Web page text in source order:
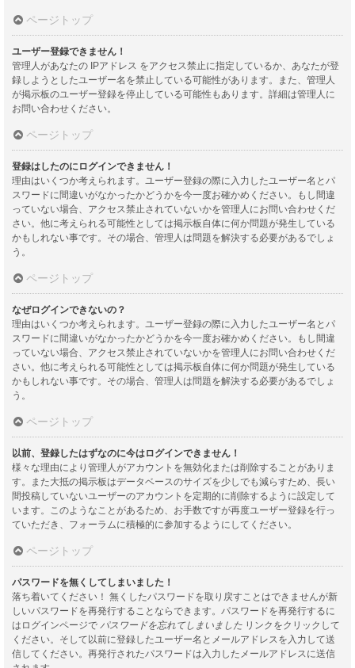
ページトップ
ユーザー登録できません！
管理人があなたの IPアドレス をアクセス禁止に指定しているか、あなたが登
録しようとしたユーザー名を禁止している可能性があります。また、管理人
が掲示板のユーザー登録を停止している可能性もあります。詳細は管理人に
お問い合わせください。
ページトップ
登録はしたのにログインできません！
理由はいくつか考えられます。ユーザー登録の際に入力したユーザー名とパ
スワードに間違いがなかったかどうかを今一度お確かめください。もし間違
っていない場合、アクセス禁止されていないかを管理人にお問い合わせくだ
さい。他に考えられる可能性としては掲示板自体に何か問題が発生している
かもしれない事です。その場合、管理人は問題を解決する必要があるでしょ
う。
ページトップ
なぜログインできないの？
理由はいくつか考えられます。ユーザー登録の際に入力したユーザー名とパ
スワードに間違いがなかったかどうかを今一度お確かめください。もし間違
っていない場合、アクセス禁止されていないかを管理人にお問い合わせくだ
さい。他に考えられる可能性としては掲示板自体に何か問題が発生している
かもしれない事です。その場合、管理人は問題を解決する必要があるでしょ
う。
ページトップ
以前、登録したはずなのに今はログインできません！
様々な理由により管理人がアカウントを無効化または削除することがありま
す。また大抵の掲示板はデータベースのサイズを少しでも減らすため、長い
間投稿していないユーザーのアカウントを定期的に削除するように設定して
います。このようなことがあるため、お手数ですが再度ユーザー登録を行っ
ていただき、フォーラムに積極的に参加するようにしてください。
ページトップ
パスワードを無くしてしまいました！
落ち着いてください！ 無くしたパスワードを取り戻すことはできませんが新
しいパスワードを再発行することならできます。パスワードを再発行するに
はログインページで パスワードを忘れてしまいました リンクをクリックして
ください。そして以前に登録したユーザー名とメールアドレスを入力して送
信してください。再発行されたパスワードは入力したメールアドレスに送信